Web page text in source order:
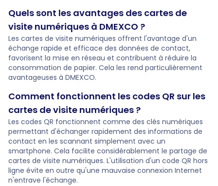
Quels sont les avantages des cartes de
visite numériques à DMEXCO ?
Les cartes de visite numériques offrent l'avantage d'un
échange rapide et efficace des données de contact,
favorisent la mise en réseau et contribuent à réduire la
consommation de papier. Cela les rend particulièrement
avantageuses à DMEXCO.
Comment fonctionnent les codes QR sur les
cartes de visite numériques ?
Les codes QR fonctionnent comme des clés numériques
permettant d'échanger rapidement des informations de
contact en les scannant simplement avec un
smartphone. Cela facilite considérablement le partage de
cartes de visite numériques. L'utilisation d'un code QR hors
ligne évite en outre qu'une mauvaise connexion Internet
n'entrave l'échange.